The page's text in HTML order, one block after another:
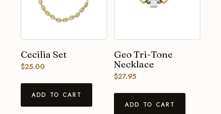
Cecilia Set
$25.00
ADD TO CART
Geo Tri-Tone
Necklace
$27.95
ADD TO CART